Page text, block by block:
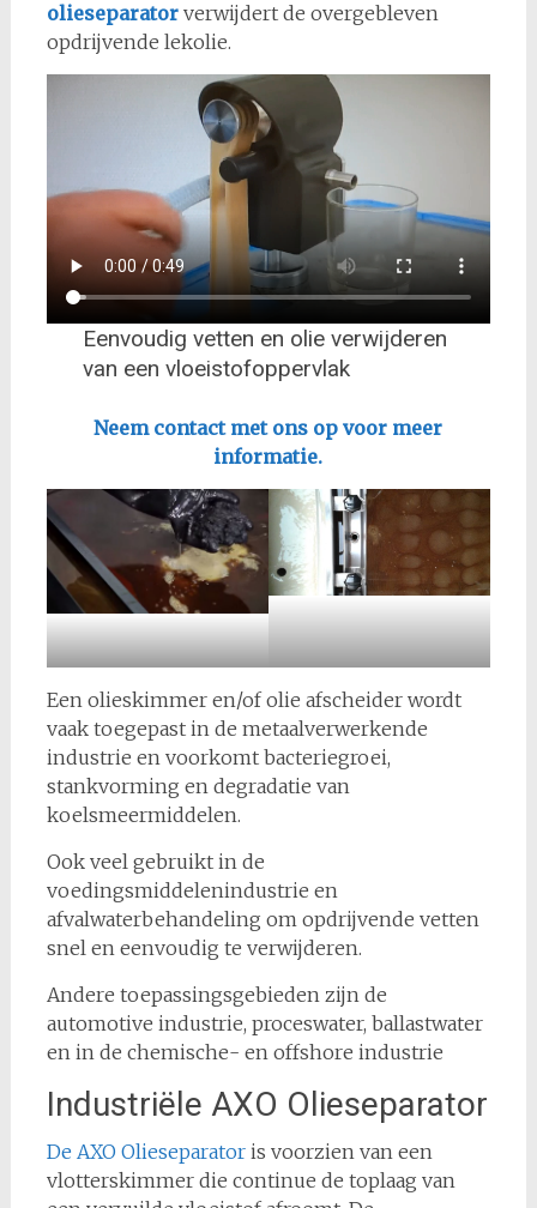
olieseparatorverwijdert de overgebleven
opdrijvende lekolie.
Eenvoudig vetten en olie verwijderen
van een vloeistofoppervlak
Neem contact met ons op voor meer
informatie.
Een olieskimmer en/of olie afscheider wordt
vaak toegepast in de metaalverwerkende
industrie en voorkomt bacteriegroei,
stankvorming en degradatie van
koelsmeermiddelen.
Ook veel gebruikt in de
voedingsmiddelenindustrie en
afvalwaterbehandeling om opdrijvende vetten
snel en eenvoudig te verwijderen.
Andere toepassingsgebieden zijn de
automotive industrie, proceswater, ballastwater
en in de chemische- en offshore industrie
Industriële AXO Olieseparator
De AXO Olieseparatoris voorzien van een
vlotterskimmer die continue de toplaag van